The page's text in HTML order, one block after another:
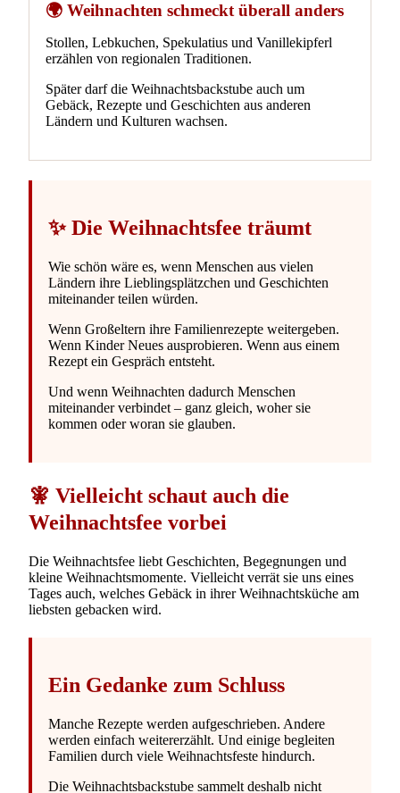
🌍 Weihnachten schmeckt überall anders
Stollen, Lebkuchen, Spekulatius und Vanillekipferl
erzählen von regionalen Traditionen.
Später darf die Weihnachtsbackstube auch um
Gebäck, Rezepte und Geschichten aus anderen
Ländern und Kulturen wachsen.
✨ Die Weihnachtsfee träumt
Wie schön wäre es, wenn Menschen aus vielen
Ländern ihre Lieblingsplätzchen und Geschichten
miteinander teilen würden.
Wenn Großeltern ihre Familienrezepte weitergeben.
Wenn Kinder Neues ausprobieren. Wenn aus einem
Rezept ein Gespräch entsteht.
Und wenn Weihnachten dadurch Menschen
miteinander verbindet – ganz gleich, woher sie
kommen oder woran sie glauben.
🧚 Vielleicht schaut auch die
Weihnachtsfee vorbei
Die Weihnachtsfee liebt Geschichten, Begegnungen und
kleine Weihnachtsmomente. Vielleicht verrät sie uns eines
Tages auch, welches Gebäck in ihrer Weihnachtsküche am
liebsten gebacken wird.
Ein Gedanke zum Schluss
Manche Rezepte werden aufgeschrieben. Andere
werden einfach weitererzählt. Und einige begleiten
Familien durch viele Weihnachtsfeste hindurch.
Die Weihnachtsbackstube sammelt deshalb nicht